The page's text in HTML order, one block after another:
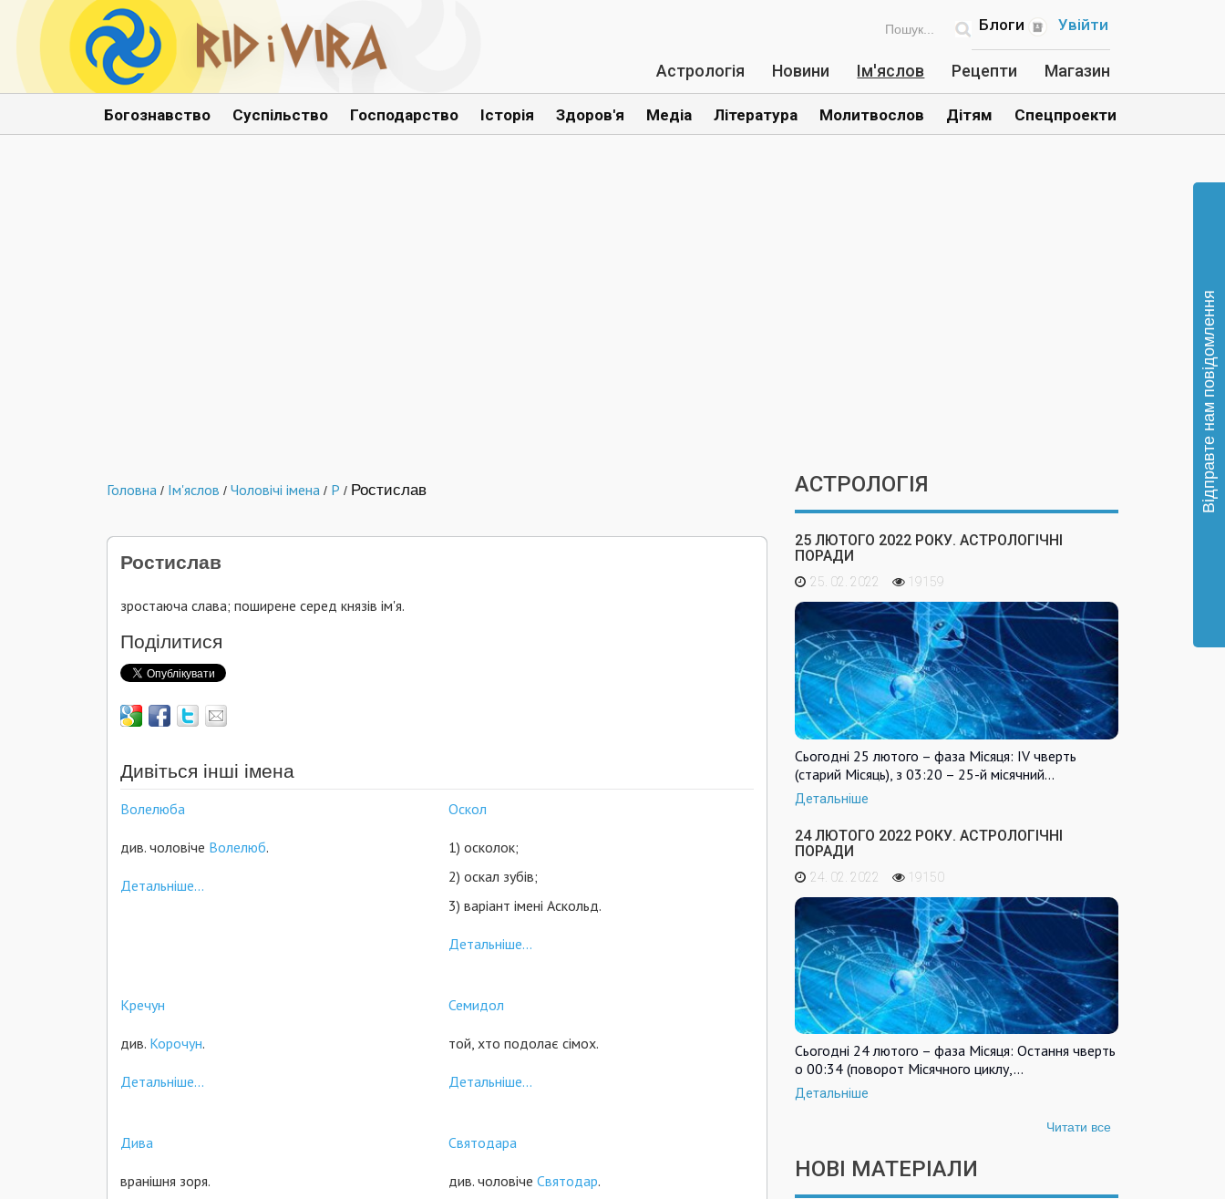
Увійти
Блоги
Астрологія Новини Ім'яслов Рецепти Магазин
Богознавство Суспільство Господарство Історія Здоров'я Медіа Література Молитвослов Дітям Спецпроекти
Головна / Ім'яслов / Чоловічі імена / Р / Ростислав
Ростислав
зростаюча слава; поширене серед князів ім'я.
Поділитися
Дивіться інші імена
Волелюба
див. чоловіче Волелюб.
Детальніше...
Оскол
1) осколок;
2) оскал зубів;
3) варіант імені Аскольд.
Детальніше...
Кречун
див. Корочун.
Детальніше...
Семидол
той, хто подолає сімох.
Детальніше...
Дива
вранішня зоря.
Святодара
див. чоловіче Святодар.
АСТРОЛОГІЯ
25 ЛЮТОГО 2022 РОКУ. АСТРОЛОГІЧНІ
ПОРАДИ
25. 02. 2022 19159
Сьогодні 25 лютого – фаза Місяця: IV чверть
(старий Місяць), з 03:20 – 25-й місячний…
Детальніше
24 ЛЮТОГО 2022 РОКУ. АСТРОЛОГІЧНІ
ПОРАДИ
24. 02. 2022 19150
Сьогодні 24 лютого – фаза Місяця: Остання чверть
о 00:34 (поворот Місячного циклу,…
Детальніше
Читати все
НОВІ МАТЕРІАЛИ
Відправте нам повідомлення